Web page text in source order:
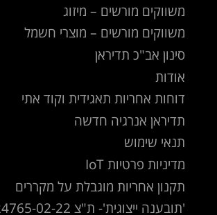
משווקים מורשים – מיזוג
משווקים מורשים – מוצרי חשמל
סינון אב"כ תדיראן
אודות
דוחות אחריות תאגידית וקוד אתי
תדיראן אנרגיה חדשה
תנאי שימוש
מדיניות פרטיות IoT
תקנון אחריות מוגבלת על מקררים